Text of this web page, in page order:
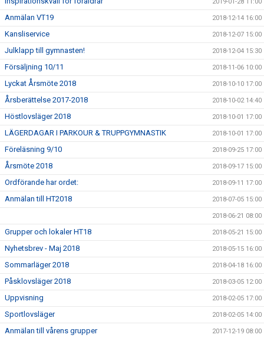
Anmälan VT19 2018-12-14 16:00
Kansliservice 2018-12-07 15:00
Julklapp till gymnasten! 2018-12-04 15:30
Försäljning 10/11 2018-11-06 10:00
Lyckat Årsmöte 2018 2018-10-10 17:00
Årsberättelse 2017-2018 2018-10-02 14:40
Höstlovsläger 2018 2018-10-01 17:00
LÄGERDAGAR I PARKOUR & TRUPPGYMNASTIK 2018-10-01 17:00
Föreläsning 9/10 2018-09-25 17:00
Årsmöte 2018 2018-09-17 15:00
Ordförande har ordet: 2018-09-11 17:00
Anmälan till HT2018 2018-07-05 15:00
2018-06-21 08:00
Grupper och lokaler HT18 2018-05-21 15:00
Nyhetsbrev - Maj 2018 2018-05-15 16:00
Sommarläger 2018 2018-04-18 16:00
Påsklovsläger 2018 2018-03-05 12:00
Uppvisning 2018-02-05 17:00
Sportlovsläger 2018-02-05 14:00
Anmälan till vårens grupper 2017-12-19 08:00